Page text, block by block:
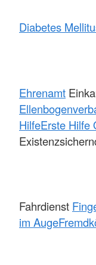
Diabetes
Ehrenamt
HilfeErste Hilfe
Fahrdienst
im Auge